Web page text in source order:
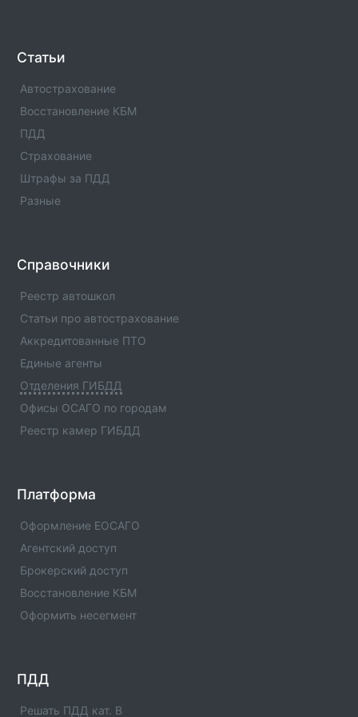
деятельности отделения - официальная информация.
Отделение ГИБДД ОМВД России по Шелковскому
р-ну Чеченской Республики(Код:1196008)
по Шелковскому р-ну Чеченской
Республики(Код:1196008) с адресами, телефонами.
информация.
по Шатойскому р-ну Чеченской
Сферы деятельности отделения - официальная
информация.
Отделение ГИБДД ОМВД России по Шаройскому
Отделение ГИБДД Отделение ГИБДД ОМВД России
по Шаройскому р-ну Чеченской
Сферы деятельности отделения - официальная
Отделение ГИБДД ОМВД России по Шалинскому
Отделение ГИБДД Отделение ГИБДД ОМВД России
Республики(Код:1196009) с адресами, телефонами.
Сферы деятельности отделения - официальная
Отделение ГИБДД ОМВД России по Урус-
Отделение ГИБДД Отделение ГИБДД ОМВД России
по Урус-Мартановскому р-ну Чеченской
Республики(Код:1196011) с адресами, телефонами.
Статьи
Автострахование
Восстановление КБМ
ПДД
Страхование
Штрафы за ПДД
Разные
Справочники
Реестр автошкол
Статьи про автострахование
Аккредитованные ПТО
Единые агенты
Отделения ГИБДД
Офисы ОСАГО по городам
Реестр камер ГИБДД
Платформа
Оформление ЕОСАГО
Агентский доступ
Брокерский доступ
Восстановление КБМ
Оформить несегмент
ПДД
Решать ПДД кат. B